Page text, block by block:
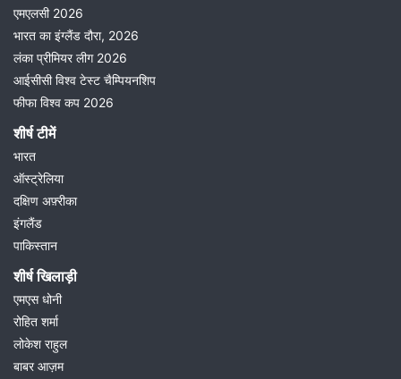
एमएलसी 2026
भारत का इंग्लैंड दौरा, 2026
लंका प्रीमियर लीग 2026
आईसीसी विश्व टेस्ट चैम्पियनशिप
फीफा विश्व कप 2026
शीर्ष टीमें
भारत
ऑस्ट्रेलिया
दक्षिण अफ़्रीका
इंगलैंड
पाकिस्तान
शीर्ष खिलाड़ी
एमएस धोनी
रोहित शर्मा
लोकेश राहुल
बाबर आज़म